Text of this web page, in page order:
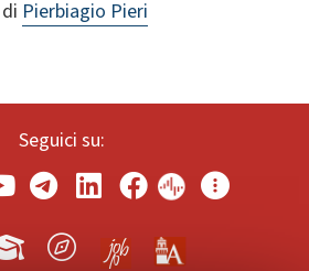
Pierbiagio Pieri
Seguici su: